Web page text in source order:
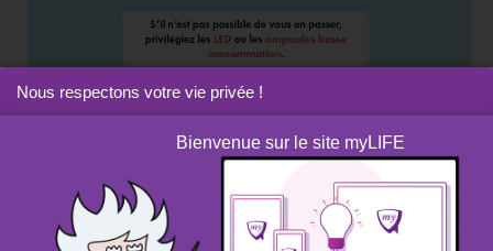
Nous respectons votre vie privée !
Bienvenue sur le site myLIFE